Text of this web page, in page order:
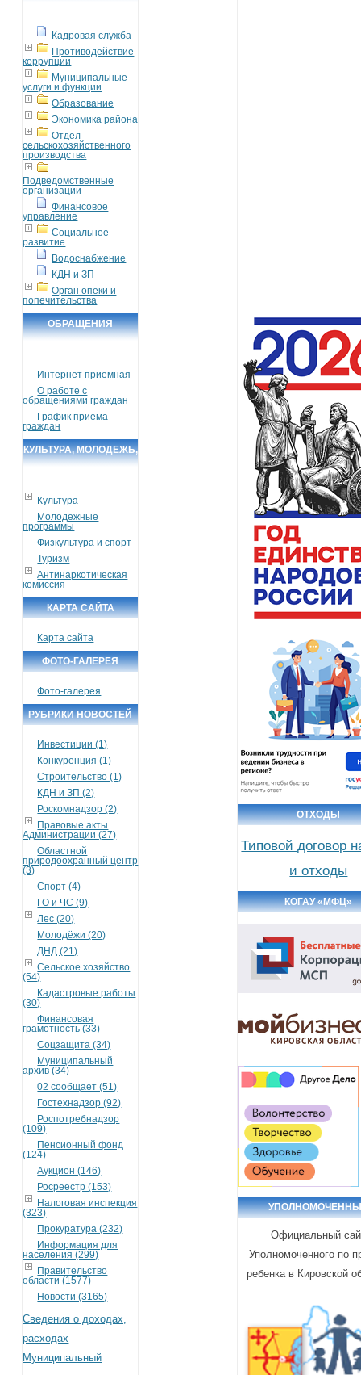
Кадровая служба
Противодействие
коррупции
Муниципальные
услуги и функции
Образование
Экономика района
Отдел
сельскохозяйственного
производства
Подведомственные
организации
Финансовое
управление
Социальное
развитие
Водоснабжение
КДН и ЗП
Орган опеки и
попечительства
ОБРАЩЕНИЯ
Интернет приемная
О работе с
обращениями граждан
График приема
граждан
КУЛЬТУРА, МОЛОДЕЖЬ,
Культура
Молодежные
программы
Физкультура и спорт
Туризм
Антинаркотическая
комиссия
КАРТА САЙТА
Карта сайта
ФОТО-ГАЛЕРЕЯ
Фото-галерея
РУБРИКИ НОВОСТЕЙ
Инвестиции (1)
Конкуренция (1)
Строительство (1)
КДН и ЗП (2)
Роскомнадзор (2)
Правовые акты
Администрации (27)
Областной
природоохранный центр
(3)
Спорт (4)
ГО и ЧС (9)
Лес (20)
Молодёжи (20)
ДНД (21)
Сельское хозяйство
(54)
Кадастровые работы
(30)
Финансовая
грамотность (33)
Соцзащита (34)
Муниципальный
архив (34)
02 сообщает (51)
Гостехнадзор (92)
Роспотребнадзор
(109)
Пенсионный фонд
(124)
Аукцион (146)
Росреестр (153)
Налоговая инспекция
(323)
Прокуратура (232)
Информация для
населения (299)
Правительство
области (1577)
Новости (3165)
Сведения о доходах,
расходах
Муниципальный
ОТХОДЫ
Типовой договор
и отходы
КОГАУ «МФЦ»
Официальный
Уполномоченного по
ребенка в Кировской